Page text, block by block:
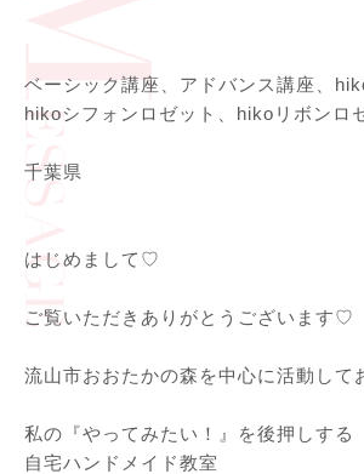
ベーシック講座、アドバンス講座、
hikoシフォンロゼット、hikoリボンロ
千葉県
はじめまして♡
ご覧いただきありがとうございます♡
流山市おおたかの森を中心に活動し
私の『やってみたい！』を後押しする
自宅ハンドメイド教室